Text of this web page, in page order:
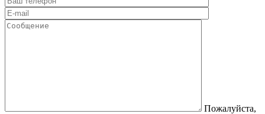
Пожалуйста,